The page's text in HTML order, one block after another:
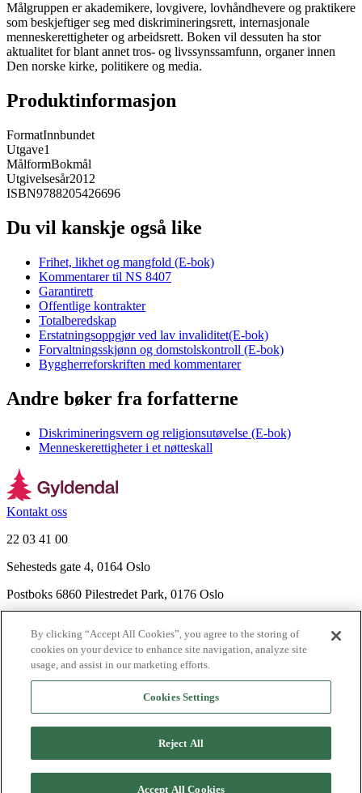
Målgruppen er akademikere, lovgivere, lovhåndhevere og praktikere
som beskjeftiger seg med diskrimineringsrett, internasjonale
menneskerettigheter og arbeidsrett. Boken vil dessuten ha stor
aktualitet for blant annet tros- og livssynssamfunn, organer innen
Den norske kirke, politikere og media.
Produktinformasjon
FormatInnbundet
Utgave1
MålformBokmål
Utgivelsesår2012
ISBN9788205426696
Du vil kanskje også like
Frihet, likhet og mangfold (E-bok)
Kommentarer til NS 8407
Garantirett
Offentlige kontrakter
Totalberedskap
Erstatningsoppgjør ved lav invaliditet(E-bok)
Forvaltningsskjønn og domstolskontroll (E-bok)
Byggherreforskriften med kommentarer
Andre bøker fra forfatterne
Diskrimineringsvern og religionsutøvelse (E-bok)
Menneskerettigheter i et nøtteskall
Kontakt oss
22 03 41 00
Sehesteds gate 4, 0164 Oslo
Postboks 6860 Pilestredet Park, 0176 Oslo
Nyhetsbrev
Ledige stillinger
Send inn manus
Agency
By clicking “Accept All Cookies”, you agree to the storing of
cookies on your device to enhance site navigation, analyze site
usage, and assist in our marketing efforts.
Cookies Settings
Reject All
Accept All Cookies